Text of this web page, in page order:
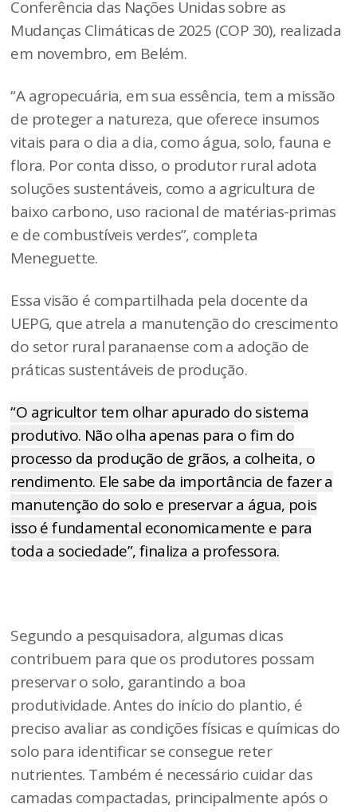
Conferência das Nações Unidas sobre as
Mudanças Climáticas de 2025 (COP 30), realizada
em novembro, em Belém.
“A agropecuária, em sua essência, tem a missão
de proteger a natureza, que oferece insumos
vitais para o dia a dia, como água, solo, fauna e
flora. Por conta disso, o produtor rural adota
soluções sustentáveis, como a agricultura de
baixo carbono, uso racional de matérias-primas
e de combustíveis verdes”, completa
Meneguette.
Essa visão é compartilhada pela docente da
UEPG, que atrela a manutenção do crescimento
do setor rural paranaense com a adoção de
práticas sustentáveis de produção.
“O agricultor tem olhar apurado do sistema
produtivo. Não olha apenas para o fim do
processo da produção de grãos, a colheita, o
rendimento. Ele sabe da importância de fazer a
manutenção do solo e preservar a água, pois
isso é fundamental economicamente e para
toda a sociedade”, finaliza a professora.
Segundo a pesquisadora, algumas dicas
contribuem para que os produtores possam
preservar o solo, garantindo a boa
produtividade. Antes do início do plantio, é
preciso avaliar as condições físicas e químicas do
solo para identificar se consegue reter
nutrientes. Também é necessário cuidar das
camadas compactadas, principalmente após o